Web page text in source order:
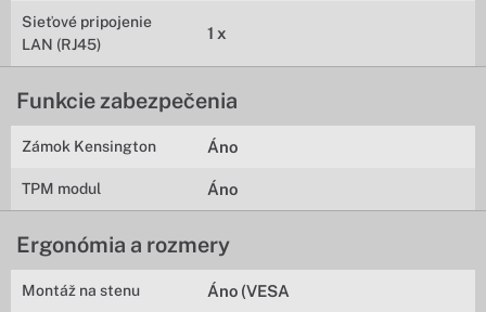
Sieťové pripojenie
LAN (RJ45)
1 x
Funkcie zabezpečenia
Zámok Kensington Áno
TPM modul Áno
Ergonómia a rozmery
Montáž na stenu Áno (VESA